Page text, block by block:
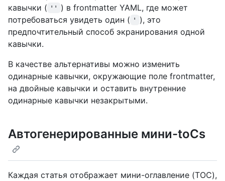
кавычки ( ''
) в frontmatter YAML, где может
потребоваться увидеть один ( '
), это
предпочтительный способ экранирования одной
кавычки.
В качестве альтернативы можно изменить
одинарные кавычки, окружающие поле frontmatter,
на двойные кавычки и оставить внутренние
одинарные кавычки незакрытыми.
Автогенерированные мини-toCs
Каждая статья отображает мини-оглавление (TOC),